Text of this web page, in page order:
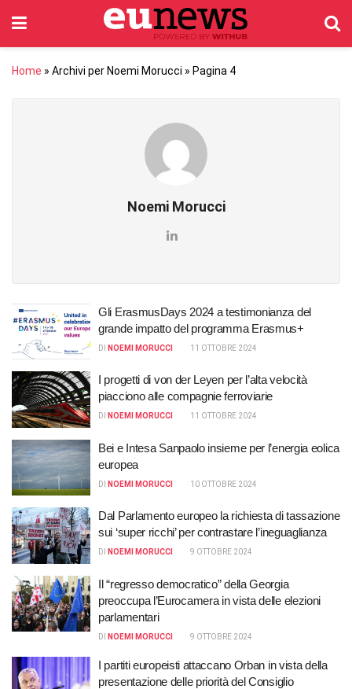
Home » Archivi per Noemi Morucci » Pagina 4
Noemi Morucci
Gli ErasmusDays 2024 a testimonianza del
grande impatto del programma Erasmus+
DI NOEMI MORUCCI 11 OTTOBRE 2024
I progetti di von der Leyen per l’alta velocità
piacciono alle compagnie ferroviarie
DI NOEMI MORUCCI 11 OTTOBRE 2024
Bei e Intesa Sanpaolo insieme per l’energia eolica
europea
DI NOEMI MORUCCI 10 OTTOBRE 2024
Dal Parlamento europeo la richiesta di tassazione
sui ‘super ricchi’ per contrastare l’ineguaglianza
DI NOEMI MORUCCI 9 OTTOBRE 2024
Il “regresso democratico” della Georgia
preoccupa l’Eurocamera in vista delle elezioni
parlamentari
DI NOEMI MORUCCI 9 OTTOBRE 2024
I partiti europeisti attaccano Orban in vista della
presentazione delle priorità del Consiglio